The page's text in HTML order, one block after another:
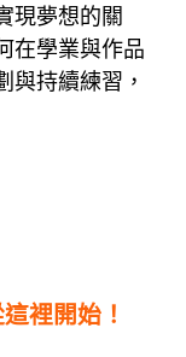
現夢想的關
在學業與作品
與持續練習，
裡開始！